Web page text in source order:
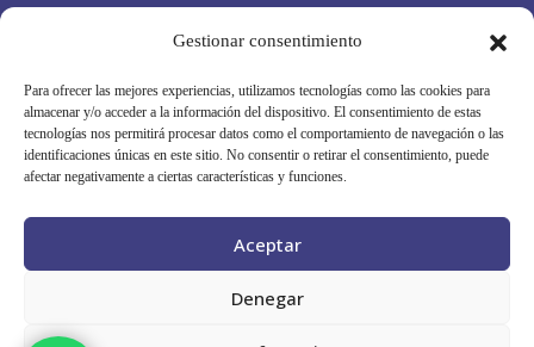
Gestionar consentimiento
Para ofrecer las mejores experiencias, utilizamos tecnologías como las cookies para
almacenar y/o acceder a la información del dispositivo. El consentimiento de estas
tecnologías nos permitirá procesar datos como el comportamiento de navegación o las
identificaciones únicas en este sitio. No consentir o retirar el consentimiento, puede
afectar negativamente a ciertas características y funciones.
Aceptar
Denegar
Política de cookies
Condiciones Generales
Síguenos en redes